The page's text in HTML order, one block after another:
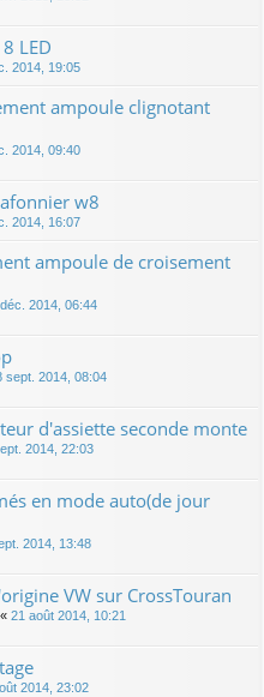
LED
2014, 19:05
ampoule clignotant
2014, 09:40
w8
2014, 16:07
ampoule de croisement
2014, 06:44
sept. 2014, 08:04
d'assiette seconde monte
2014, 22:03
en mode auto(de jour
2014, 13:48
VW sur CrossTouran
« 21 août 2014, 10:21
2014, 23:02